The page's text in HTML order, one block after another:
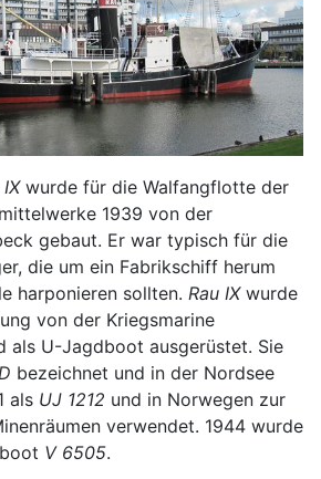
IXwurde für die Walfangflotte der
1939 von der
gebaut. Er war typisch für die
die um ein Fabrikschiff herum
harponieren sollten. Rau IXwurde
von der Kriegsmarine
als U-Jagdboot ausgerüstet. Sie
bezeichnet und in der Nordsee
als UJ 1212 und in Norwegen zur
verwendet. 1944 wurde
V 6505.